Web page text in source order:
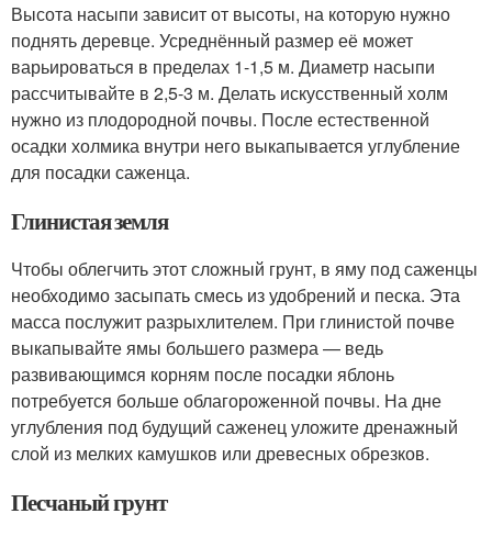
Высота насыпи зависит от высоты, на которую нужно
поднять деревце. Усреднённый размер её может
варьироваться в пределах 1-1,5 м. Диаметр насыпи
рассчитывайте в 2,5-3 м. Делать искусственный холм
нужно из плодородной почвы. После естественной
осадки холмика внутри него выкапывается углубление
для посадки саженца.
Глинистая земля
Чтобы облегчить этот сложный грунт, в яму под саженцы
необходимо засыпать смесь из удобрений и песка. Эта
масса послужит разрыхлителем. При глинистой почве
выкапывайте ямы большего размера — ведь
развивающимся корням после посадки яблонь
потребуется больше облагороженной почвы. На дне
углубления под будущий саженец уложите дренажный
слой из мелких камушков или древесных обрезков.
Песчаный грунт